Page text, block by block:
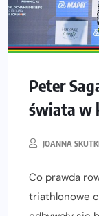
Peter
świata w
JOANNA
Co prawda
triathlonowe